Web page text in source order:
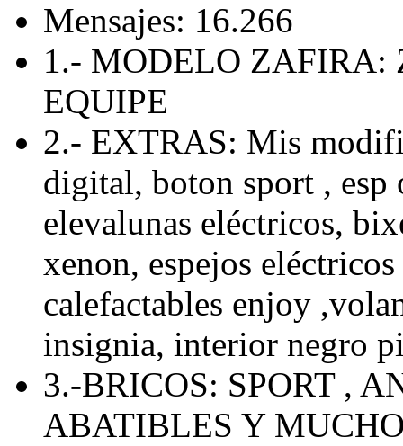
Mensajes: 16.266
1.- MODELO ZAFIRA:
EQUIPE
2.- EXTRAS: Mis
digital, boton sport , esp
elevalunas eléctricos,
xenon, espejos
calefactables enjoy
insignia, interior negro
3.-BRICOS: SPORT ,
ABATIBLES Y